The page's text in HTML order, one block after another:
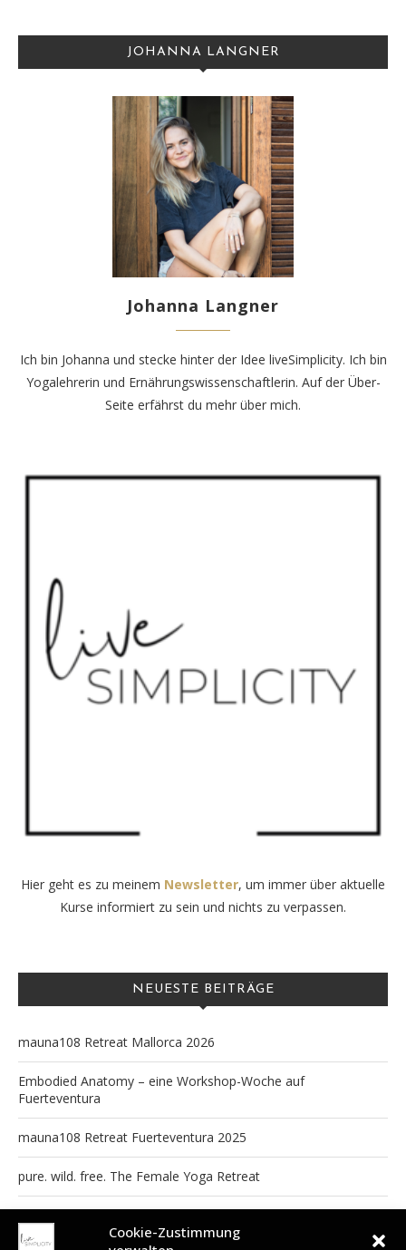
Cookie-Zustimmung
JOHANNA LANGNER
Johanna Langner
Ich bin Johanna und stecke hinter der Idee liveSimplicity. Ich bin
Yogalehrerin und Ernährungswissenschaftlerin. Auf der Über-
Seite erfährst du mehr über mich.
Hier geht es zu meinem Newsletter, um immer über aktuelle
Kurse informiert zu sein und nichts zu verpassen.
NEUESTE BEITRÄGE
mauna108 Retreat Mallorca 2026
Embodied Anatomy – eine Workshop-Woche auf
Fuerteventura
mauna108 Retreat Fuerteventura 2025
pure. wild. free. The Female Yoga Retreat
Yoga, Nature & Art Brunnenhaus Retreat